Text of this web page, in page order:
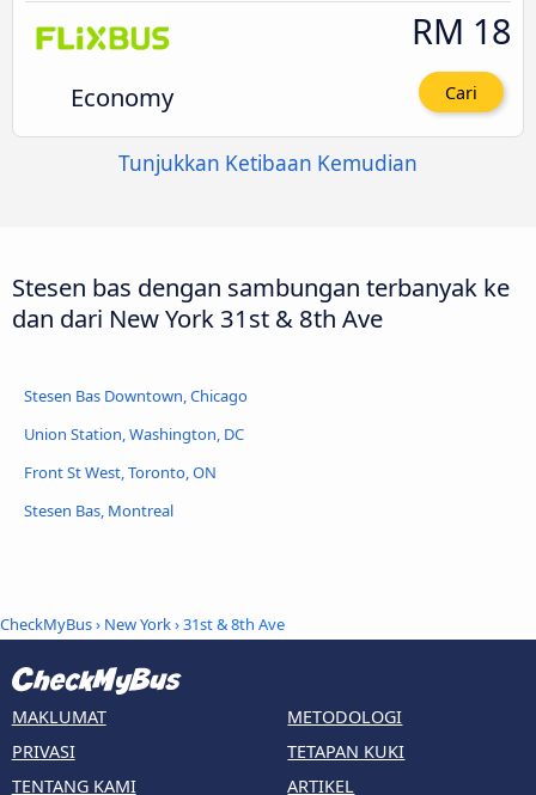
Economy
RM 18
Cari
Tunjukkan Ketibaan Kemudian
Stesen bas dengan sambungan terbanyak ke
dan dari New York 31st & 8th Ave
Stesen Bas Downtown, Chicago
Union Station, Washington, DC
Front St West, Toronto, ON
Stesen Bas, Montreal
CheckMyBus› New York› 31st & 8th Ave
MAKLUMAT
PRIVASI
TENTANG KAMI
METODOLOGI
TETAPAN KUKI
ARTIKEL